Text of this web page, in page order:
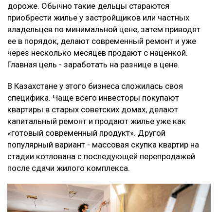
дороже. Обычно такие дельцы стараются
приобрести жилье у застройщиков или частных
владельцев по минимальной цене, затем приводят
ее в порядок, делают современный ремонт и уже
через несколько месяцев продают с наценкой.
Главная цель - заработать на разнице в цене.
В Казахстане у этого бизнеса сложилась своя
специфика. Чаще всего инвесторы покупают
квартиры в старых советских домах, делают
капитальный ремонт и продают жилье уже как
«готовый современный продукт». Другой
популярный вариант - массовая скупка квартир на
стадии котлована с последующей перепродажей
после сдачи жилого комплекса.